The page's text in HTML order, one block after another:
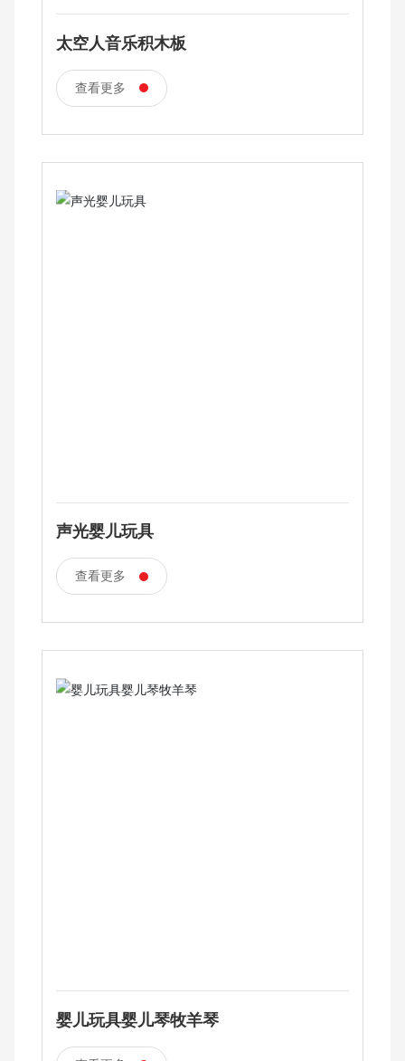
太空人音乐积木板
查看更多
声光婴儿玩具
查看更多
婴儿玩具婴儿琴牧羊琴